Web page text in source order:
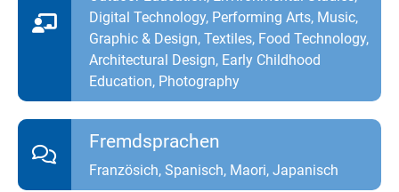
Digital Technology, Performing Arts, Music,
Graphic & Design, Textiles, Food Technology,
Architectural Design, Early Childhood
Education, Photography
Fremdsprachen
Französich, Spanisch, Maori, Japanisch